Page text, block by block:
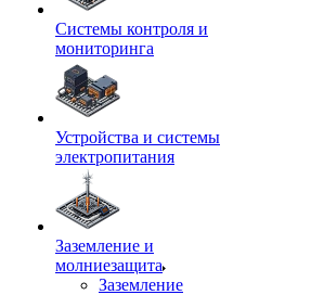
Системы контроля и
мониторинга
Устройства и системы
электропитания
Заземление и
молниезащита
Заземление